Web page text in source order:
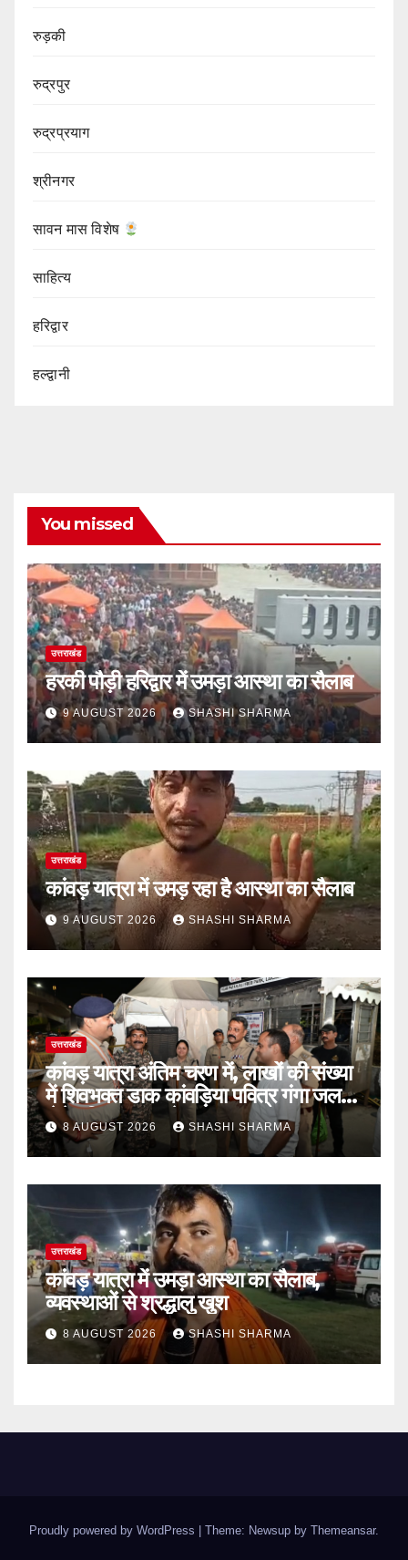
रुड़की
रुद्रपुर
रुद्रप्रयाग
श्रीनगर
सावन मास विशेष
साहित्य
हरिद्वार
हल्द्वानी
You missed
उत्तराखंड
हरकी पौड़ी हरिद्वार में उमड़ा आस्था का सैलाब
9 AUGUST 2026 SHASHI SHARMA
उत्तराखंड
कांवड़ यात्रा में उमड़ रहा है आस्था का सैलाब
9 AUGUST 2026 SHASHI SHARMA
उत्तराखंड
कांवड़ यात्रा अंतिम चरण में, लाखों की संख्या
में शिवभक्त डाक कांवड़िया पवित्र गंगा जल
लेने हरिद्वार पहुंच रहे
8 AUGUST 2026 SHASHI SHARMA
उत्तराखंड
कांवड़ यात्रा में उमड़ा आस्था का सैलाब,
व्यवस्थाओं से श्रद्धालु खुश
8 AUGUST 2026 SHASHI SHARMA
Proudly powered by WordPress Theme: Newsup by Themeansar.